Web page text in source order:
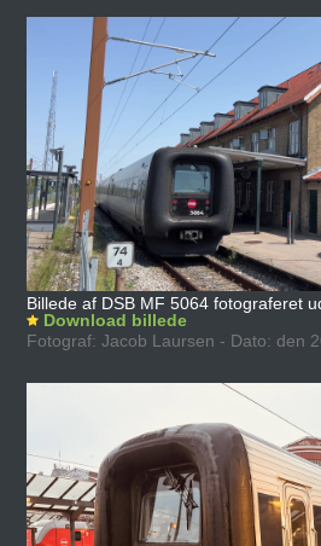
Billede af DSB MF 5064 fotograferet
Download billede
Fotograf: Jacob Laursen - Dato: den